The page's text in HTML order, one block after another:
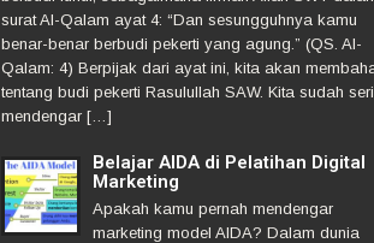
surat Al-Qalam ayat 4: “Dan sesungguhnya kamu
benar-benar berbudi pekerti yang agung.” (QS. Al-
Qalam: 4) Berpijak dari ayat ini, kita akan
tentang budi pekerti Rasulullah SAW. Kita sudah
mendengar […]
Belajar AIDA di Pelatihan Digital
Marketing
Apakah kamu pernah mendengar
marketing model AIDA? Dalam dunia